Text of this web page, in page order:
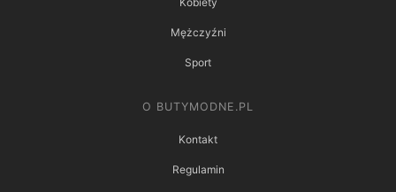
Mężczyźni
Sport
O BUTYMODNE.PL
Kontakt
Regulamin